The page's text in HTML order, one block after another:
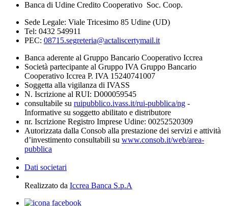
Banca di Udine Credito Cooperativo Soc. Coop.
Sede Legale: Viale Tricesimo 85 Udine (UD)
Tel: 0432 549911
PEC: 08715.segreteria@actaliscertymail.it
Banca aderente al Gruppo Bancario Cooperativo Iccrea
Società partecipante al Gruppo IVA Gruppo Bancario
Cooperativo Iccrea P. IVA 15240741007
Soggetta alla vigilanza di IVASS
N. Iscrizione al RUI: D000059545
consultabile su ruipubblico.ivass.it/rui-pubblica/ng -
Informative su soggetto abilitato e distributore
nr. Iscrizione Registro Imprese Udine: 00252520309
Autorizzata dalla Consob alla prestazione dei servizi e attività
d’investimento consultabili su www.consob.it/web/area-
pubblica
Dati societari
Realizzato da Iccrea Banca S.p.A